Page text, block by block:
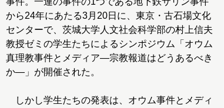
から24年にあたる3月20日に、東京・古石場文化
センターで、茨城大学人文社会科学部の村上信夫
教授ゼミの学生たちによるシンポジウム「オウム
真理教事件とメディア―宗教報道はどうあるべき
か―」が開催された。
しかし学生たちの発表は、オウム事件とメディ